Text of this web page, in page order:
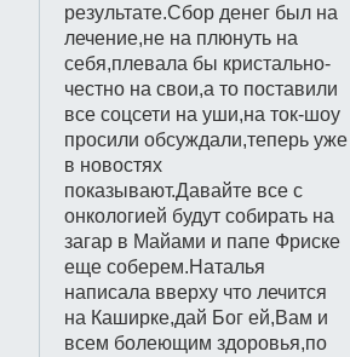
результате.Сбор денег был на
лечение,не на плюнуть на
себя,плевала бы кристально-
честно на свои,а то поставили
все соцсети на уши,на ток-шоу
просили обсуждали,теперь уже
в новостях
показывают.Давайте все с
онкологией будут собирать на
загар в Майами и папе Фриске
еще соберем.Наталья
написала вверху что лечится
на Каширке,дай Бог ей,Вам и
всем болеющим здоровья,по